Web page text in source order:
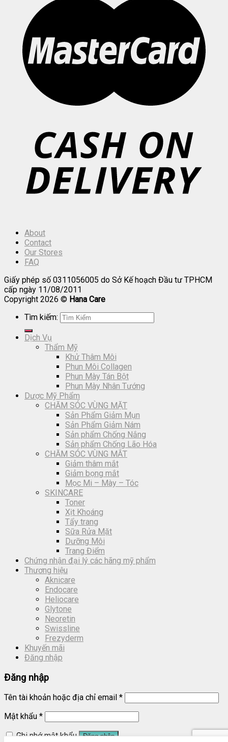
About
Contact
Our Stores
FAQ
Giấy phép số 0311056005 do Sở Kế hoạch Đầu tư TPHCM
cấp ngày 11/08/2011
Copyright 2026 © Hana Care
Tìm kiếm:
Dịch Vụ
Thẩm Mỹ
Khử Thâm Môi
Phun Môi Collagen
Phun Mày Tán Bột
Phun Mày Nhân Tướng
Dược Mỹ Phẩm
CHĂM SÓC VÙNG MẶT
Sản Phẩm Giảm Mụn
Sản Phẩm Giảm Nám
Sản phẩm Chống Nắng
Sản phẩm Chống Lão Hóa
CHĂM SÓC VÙNG MẮT
Giảm thâm mắt
Giảm bọng mắt
Mọc Mi – Mày – Tóc
SKINCARE
Toner
Xịt Khoáng
Tẩy trang
Sữa Rửa Mặt
Dưỡng Môi
Trang Điểm
Chứng nhận đại lý các hãng mỹ phẩm
Thương hiệu
Aknicare
Endocare
Heliocare
Glytone
Neoretin
Swissline
Frezyderm
Khuyến mãi
Đăng nhập
Đăng nhập
Tên tài khoản hoặc địa chỉ email *
Mật khẩu *
Ghi nhớ mật khẩu
Đăng nhập